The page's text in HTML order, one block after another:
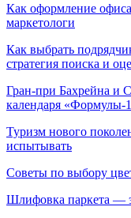
Как оформление
маркетологи
Как выбрать
стратегия поиска и
Гран-при Бахрейна и
календаря «Формулы-
Туризм нового
испытывать
Советы по выбору
Шлифовка паркета —